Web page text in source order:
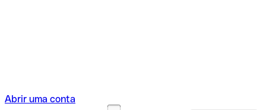
Abrir uma conta